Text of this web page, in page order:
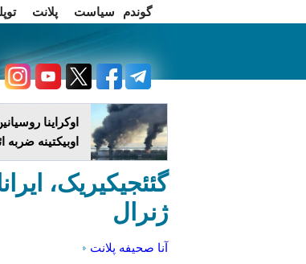
گوندم سیاست پلانت
اوبیکتینه ضربه
گئئجیکیریک،
ژنرال
آنا صحیفه پلانت